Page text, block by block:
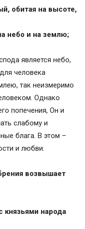
обитая на высоте,
небо и на землю;
является небо,
человека
так неизмеримо
Однако
попечения, Он и
слабому и
блага. В этом –
и любви.
возвышает
князьями народа